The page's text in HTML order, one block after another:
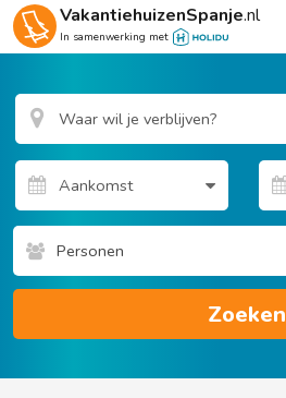
VakantiehuizenSpanje.nl
In samenwerking met
Personen
Zoeken